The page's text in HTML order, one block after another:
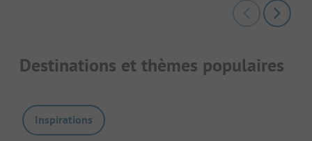
Destinations et thèmes populaires
Inspirations